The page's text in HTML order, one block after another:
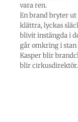
vara ren.
En brand bryter
klättra, lyckas
blivit instängda i
går omkring i stan
Kasper blir
blir cirkusdirektör.